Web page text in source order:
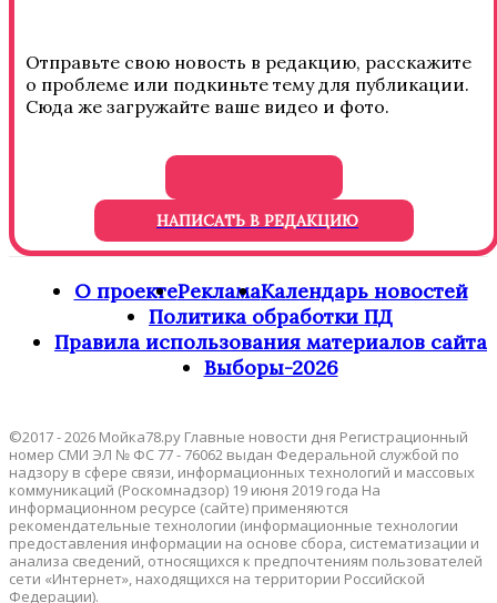
Отправьте свою новость в редакцию, расскажите
о проблеме или подкиньте тему для публикации.
Сюда же загружайте ваше видео и фото.
НАПИСАТЬ В РЕДАКЦИЮ
О проектеРекламаКалендарь новостей
Политика обработки ПД
Правила использования материалов сайта
Выборы-2026
©2017 - 2026 Мойка78.ру Главные новости дня Регистрационный
номер СМИ ЭЛ № ФС 77 - 76062 выдан Федеральной службой по
надзору в сфере связи, информационных технологий и массовых
коммуникаций (Роскомнадзор) 19 июня 2019 года На
информационном ресурсе (сайте) применяются
рекомендательные технологии (информационные технологии
предоставления информации на основе сбора, систематизации и
анализа сведений, относящихся к предпочтениям пользователей
сети «Интернет», находящихся на территории Российской
Федерации).